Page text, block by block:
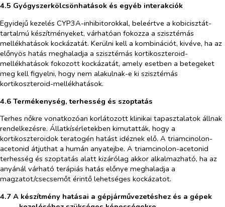
4.5 Gyógyszerkölcsönhatások és egyéb interakciók
Egyidejű kezelés CYP3A-inhibitorokkal, beleértve a kobicisztát-
tartalmú készítményeket, várhatóan fokozza a szisztémás
mellékhatások kockázatát. Kerülni kell a kombinációt, kivéve, ha az
előnyös hatás meghaladja a szisztémás kortikoszteroid-
mellékhatások fokozott kockázatát, amely esetben a betegeket
meg kell figyelni, hogy nem alakulnak-e ki szisztémás
kortikoszteroid-mellékhatások.
4.6 Termékenység, terhesség és szoptatás
Terhes nőkre vonatkozóan korlátozott klinikai tapasztalatok állnak
rendelkezésre. Állatkísérletekben kimutatták, hogy a
kortikoszteroidok teratogén hatást idéznek elő. A triamcinolon-
acetonid átjuthat a humán anyatejbe. A triamcinolon-acetonid
terhesség és szoptatás alatt kizárólag akkor alkalmazható, ha az
anyánál várható terápiás hatás előnye meghaladja a
magzatot/csecsemőt érintő lehetséges kockázatot.
4.7 A készítmény hatásai a gépjárművezetéshez és a gépek